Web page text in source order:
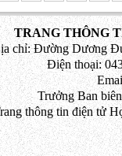
TRANG THÔNG
chỉ: Đường Dương
Điện thoại:
Trưởng Ban
thông tin điện tử